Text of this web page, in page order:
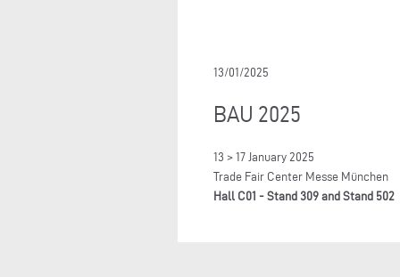
13/01/2025
BAU 2025
13 > 17 January 2025
Trade Fair Center Messe München
Hall C01 - Stand 309 and Stand 502